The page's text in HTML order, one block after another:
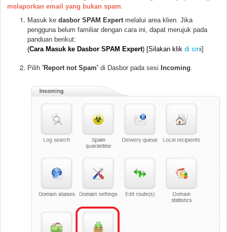
melaporkan email yang bukan spam
Masuk ke dasbor SPAM Expert melalui area klien. Jika
pengguna belum familiar dengan cara ini, dapat merujuk pada
panduan berikut:
(Cara Masuk ke Dasbor SPAM Expert) [Silakan klik di sini]
Pilih 'Report not Spam' di Dasbor pada sesi Incoming